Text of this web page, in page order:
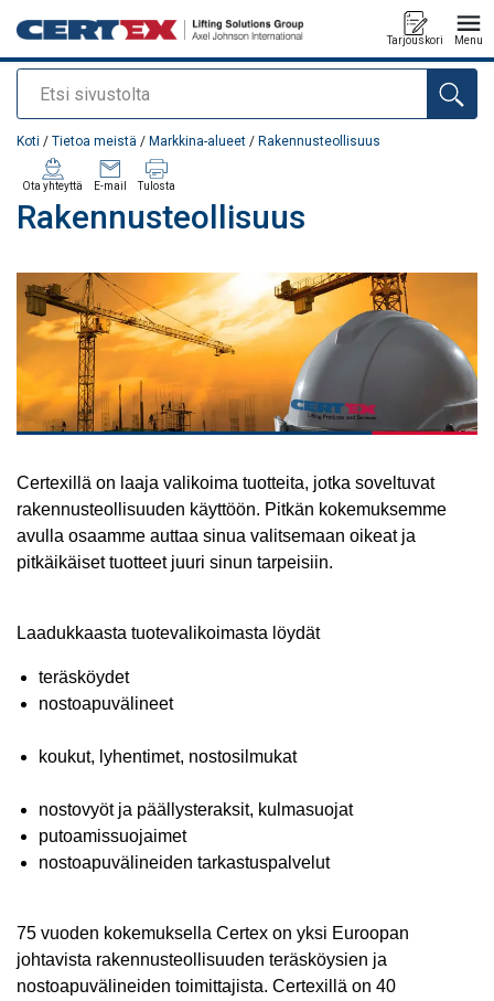
Etsi
Tarjouskori Menu
Tuote lisätty tarjouspyyntöön
Koti / Tietoa meistä / Markkina-alueet / Rakennusteollisuus
Rakennusteollisuus
Ota yhteyttä E-mail Tulosta
Certexillä on laaja valikoima tuotteita, jotka soveltuvat
rakennusteollisuuden käyttöön. Pitkän kokemuksemme
avulla osaamme auttaa sinua valitsemaan oikeat ja
pitkäikäiset tuotteet juuri sinun tarpeisiin.
Laadukkaasta tuotevalikoimasta löydät
teräsköydet
nostoapuvälineet
koukut, lyhentimet, nostosilmukat
nostovyöt ja päällysteraksit, kulmasuojat
putoamissuojaimet
nostoapuvälineiden tarkastuspalvelut
75 vuoden kokemuksella Certex on yksi Euroopan
johtavista rakennusteollisuuden teräsköysien ja
nostoapuvälineiden toimittajista. Certexillä on 40